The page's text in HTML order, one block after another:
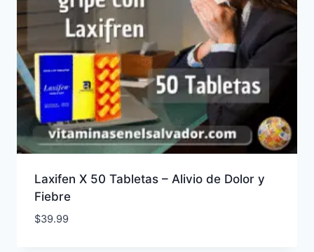
Laxifen X 50 Tabletas – Alivio de Dolor y
Fiebre
$39.99